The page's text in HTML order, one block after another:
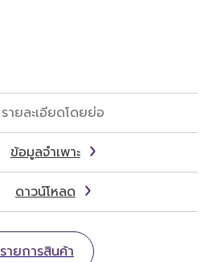
รายละเอียดโดยย่อ
ข้อมูลจำเพาะ
ดาวน์โหลด
รายการสินค้า